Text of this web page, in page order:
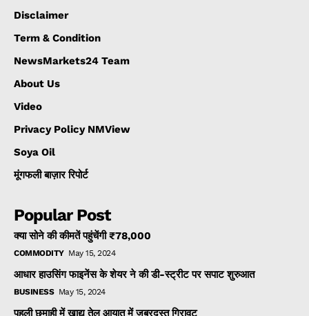
Disclaimer
Term & Condition
NewsMarkets24 Team
About Us
Video
Privacy Policy NMView
Soya Oil
मूंगफली बाज़ार रिपोर्ट
Popular Post
क्या सोने की कीमतें पहुंचेंगी ₹78,000
COMMODITY May 15, 2024
आधार हाउसिंग फाइनेंस के शेयर ने की डी-स्ट्रीट पर सपाट शुरुआत
BUSINESS May 15, 2024
पहली छमाही में खाद्य तेल आयात में जबरदस्त गिरावट